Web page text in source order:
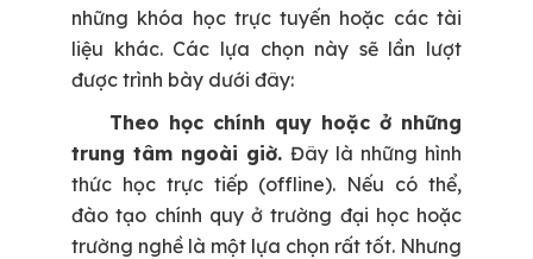
những khóa học trực tuyến hoặc các tài
liệu khác. Các lựa chọn này sẽ lần lượt
được trình bày dưới đây:
Theo học chính quy hoặc ở những
trung tâm ngoài giờ. Đây là những hình
thức học trực tiếp (offline). Nếu có thể,
đào tạo chính quy ở trường đại học hoặc
trường nghề là một lựa chọn rất tốt. Nhưng